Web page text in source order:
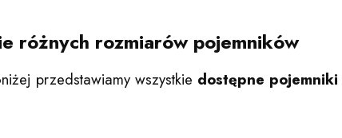
różnych rozmiarów pojemników
przedstawiamy wszystkie dostępne pojemniki